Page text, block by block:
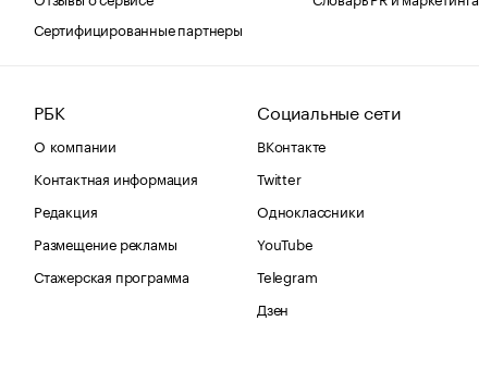
Сертифицированные партнеры
РБК
О компании
Контактная информация
Редакция
Размещение рекламы
Стажерская программа
Социальные сети
ВКонтакте
Twitter
Одноклассники
YouTube
Telegram
Дзен